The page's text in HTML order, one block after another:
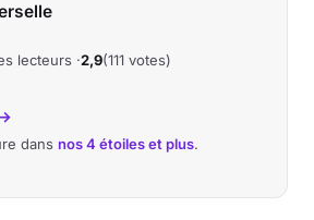
lecteurs ·2,9(111 votes)
dans nos 4 étoiles et plus.